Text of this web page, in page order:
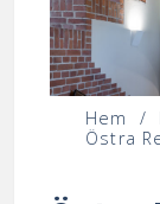
Hem /
Östra